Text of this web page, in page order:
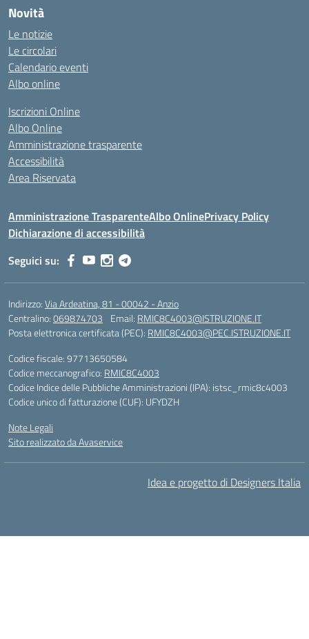
Novità
Le notizie
Le circolari
Calendario eventi
Albo online
Iscrizioni Online
Albo Online
Amministrazione trasparente
Accessibilità
Area Riservata
Amministrazione TrasparenteAlbo OnlinePrivacy Policy
Dichiarazione di accessibilità
Seguici su:
Indirizzo:Via Ardeatina, 81 - 00042 - Anzio
Centralino:069874703 Email: RMIC8C4003@ISTRUZIONE.IT
Posta elettronica certificata (PEC): RMIC8C4003@PEC.ISTRUZIONE.IT
Codice fiscale: 97713650584
Codice meccanografico: RMIC8C4003
Codice Indice delle Pubbliche Amministrazioni (IPA): istsc_rmic8c4003
Codice unico di fatturazione (CUF): UFYDZH
Note Legali
Sito realizzato da Avaservice
Idea e progetto di Designers Italia